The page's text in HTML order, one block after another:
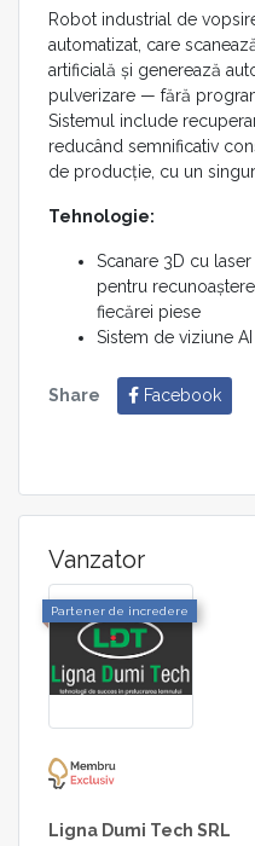
Robot industrial de
automatizat, care
artificială și generează
pulverizare — fără
Sistemul include
reducând semnificativ
de producție, cu un
Tehnologie:
Scanare 3D cu
pentru
fiecărei piese
Sistem de viziune
reală a piesei
Robot pe 5 axe, cu
Sistem de
excesul de
Control integrat
controler de
stabilă
2 pistoale de
alimentare cu
producătorul
Gabarit echipament:
maximă piesă: 50 kg
Share Facebook
Vanzator
Partener de incredere
Ligna Dumi Tech SRL